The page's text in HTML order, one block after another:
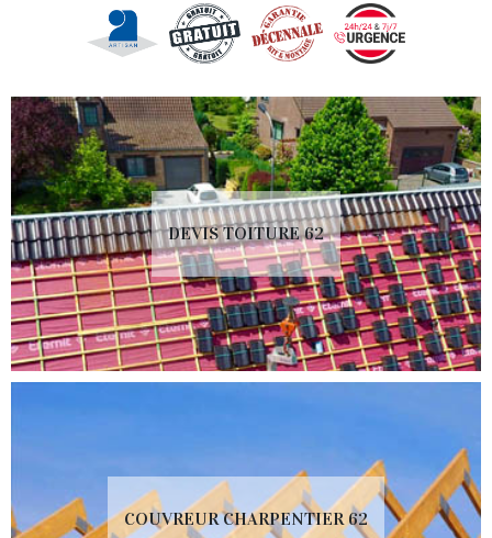
DEVIS TOITURE 62
COUVREUR CHARPENTIER 62